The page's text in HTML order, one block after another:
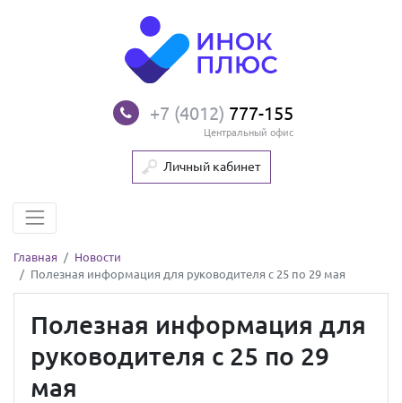
+7 (4012) 777-155
Центральный офис
Личный кабинет
Главная
Новости
Полезная информация для руководителя с 25 по 29 мая
Полезная информация для
руководителя с 25 по 29
мая